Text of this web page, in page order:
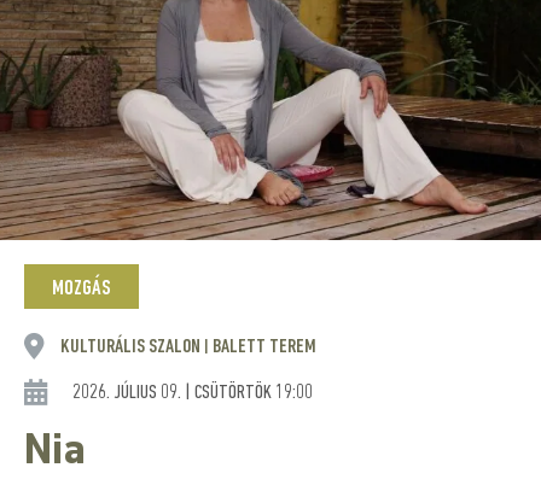
MOZGÁS
KULTURÁLIS SZALON BALETT TEREM
2026. JÚLIUS 09. | CSÜTÖRTÖK 19:00
Nia